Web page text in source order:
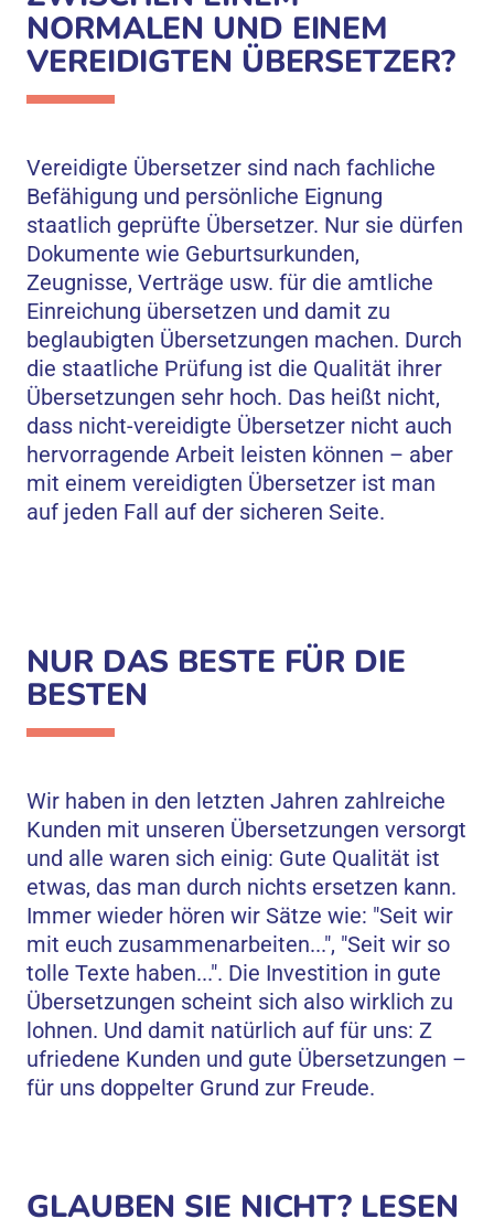
NORMALEN UND EINEM
VEREIDIGTEN ÜBERSETZER?
Vereidigte Übersetzer sind nach fachliche
Befähigung und persönliche Eignung
staatlich geprüfte Übersetzer. Nur sie dürfen
Dokumente wie Geburtsurkunden,
Zeugnisse, Verträge usw. für die amtliche
Einreichung übersetzen und damit zu
beglaubigten Übersetzungen machen. Durch
die staatliche Prüfung ist die Qualität ihrer
Übersetzungen sehr hoch. Das heißt nicht,
dass nicht-vereidigte Übersetzer nicht auch
hervorragende Arbeit leisten können – aber
mit einem vereidigten Übersetzer ist man
auf jeden Fall auf der sicheren Seite.
NUR DAS BESTE FÜR DIE
BESTEN
Wir haben in den letzten Jahren zahlreiche
Kunden mit unseren Übersetzungen versorgt
und alle waren sich einig: Gute Qualität ist
etwas, das man durch nichts ersetzen kann.
Immer wieder hören wir Sätze wie: "Seit wir
mit euch zusammenarbeiten...", "Seit wir so
tolle Texte haben...". Die Investition in gute
Übersetzungen scheint sich also wirklich zu
lohnen. Und damit natürlich auf für uns: Z
ufriedene Kunden und gute Übersetzungen –
für uns doppelter Grund zur Freude.
GLAUBEN SIE NICHT? LESEN